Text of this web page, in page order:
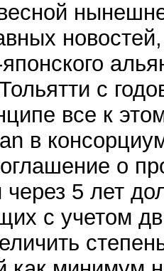
с
все к
в
о
5 лет
с учетом